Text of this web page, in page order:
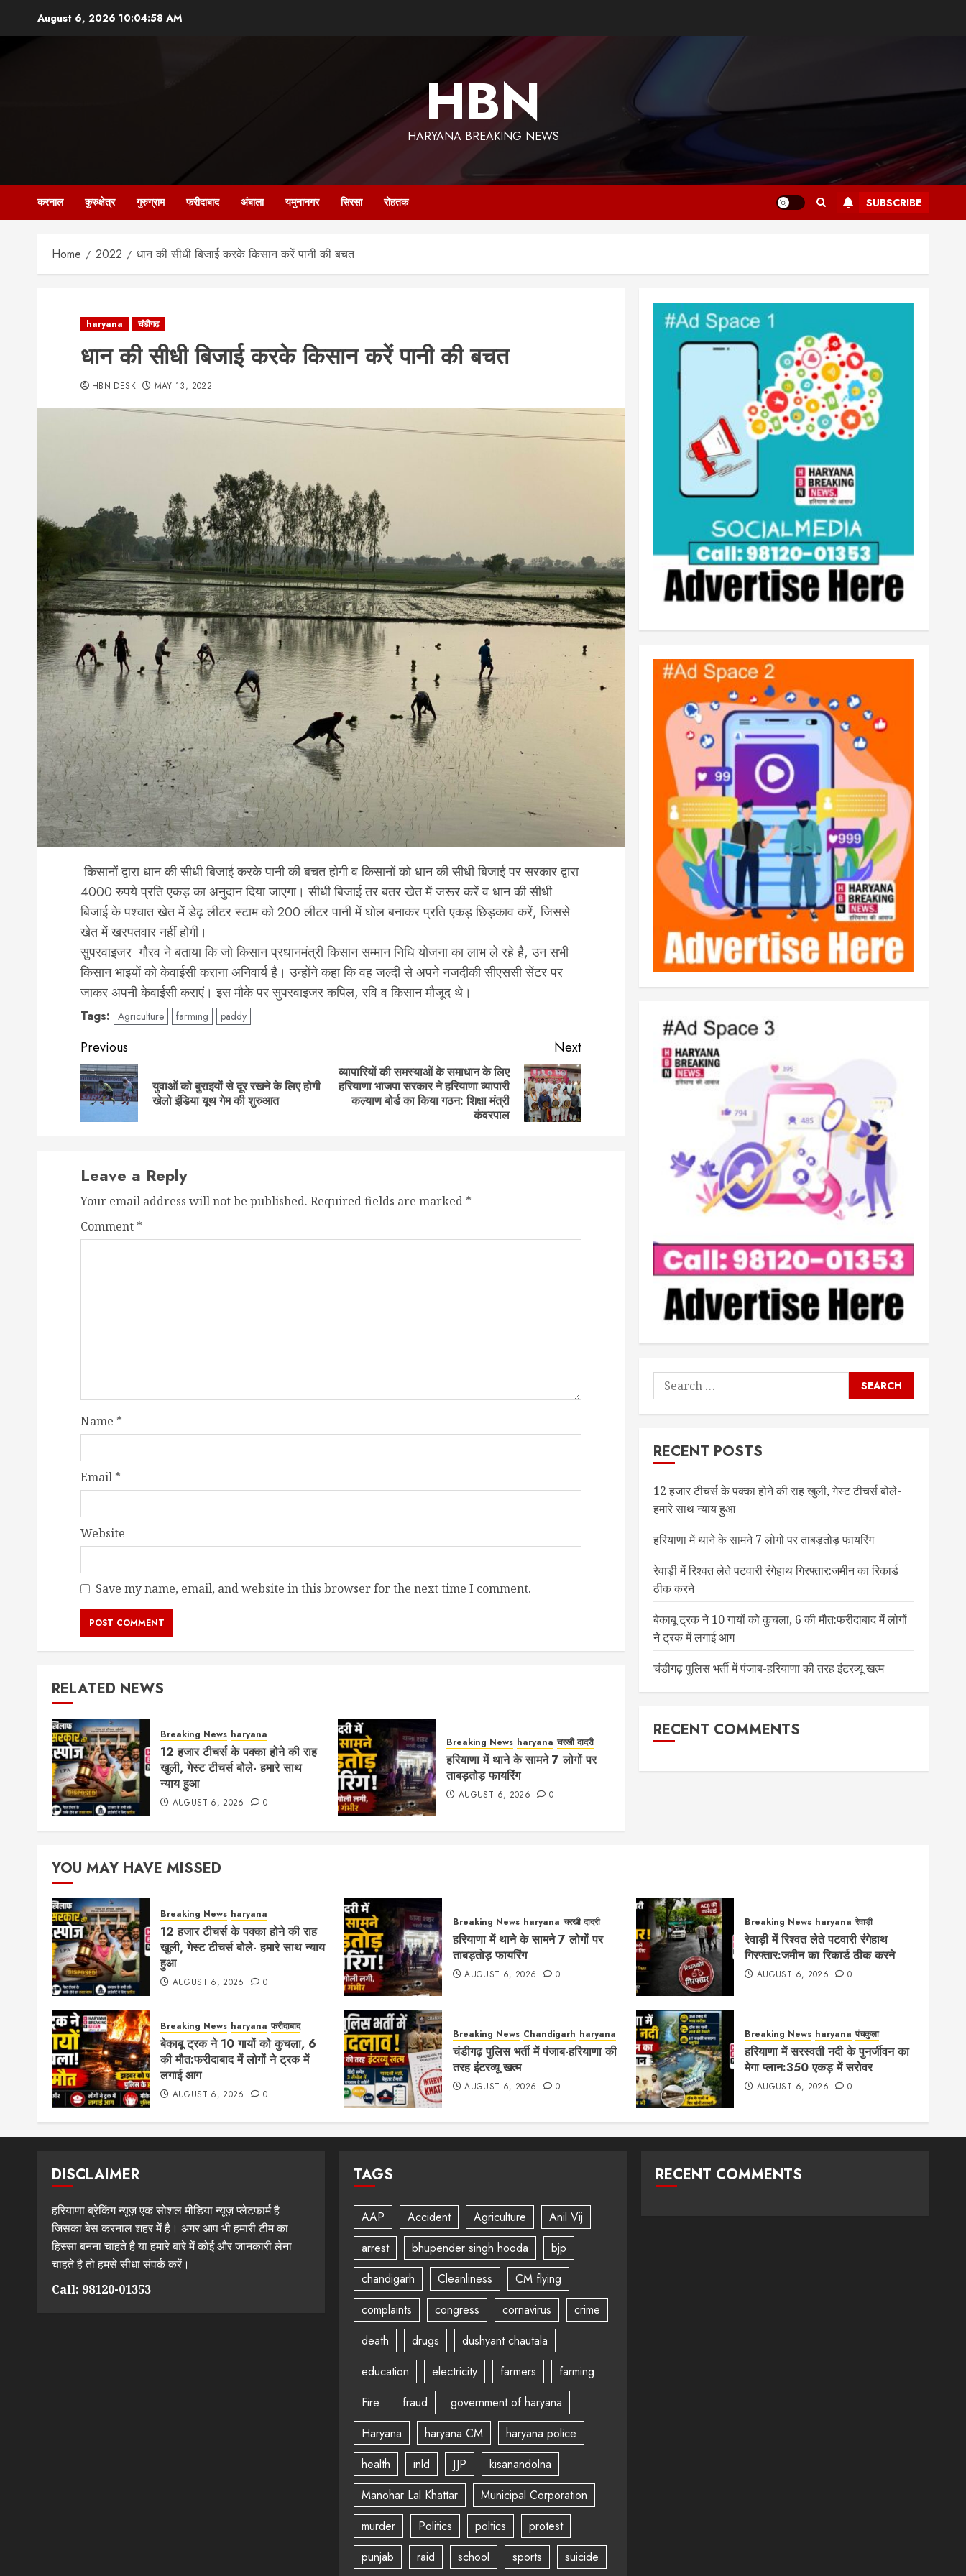
August 6, 2026 10:04:59 AM
HBN
HARYANA BREAKING NEWS
करनाल कुरुक्षेत्र गुरुग्राम फरीदाबाद अंबाला यमुनानगर सिरसा रोहतक SUBSCRIBE
Home 2022 धान की सीधी बिजाई करके किसान करें पानी की बचत
haryana चंडीगढ़
धान की सीधी बिजाई करके किसान करें पानी की बचत
HBN DESK MAY 13, 2022
किसानों द्वारा धान की सीधी बिजाई करके पानी की बचत होगी व किसानों को धान की सीधी बिजाई पर सरकार द्वारा
4000 रुपये प्रति एकड़ का अनुदान दिया जाएगा। सीधी बिजाई तर बतर खेत में जरूर करें व धान की सीधी
बिजाई के पश्चात खेत में डेढ़ लीटर स्टाम को 200 लीटर पानी में घोल बनाकर प्रति एकड़ छिड़काव करें, जिससे
खेत में खरपतवार नहीं होगी।
सुपरवाइजर गौरव ने बताया कि जो किसान प्रधानमंत्री किसान सम्मान निधि योजना का लाभ ले रहे है, उन सभी
किसान भाइयों को केवाईसी कराना अनिवार्य है। उन्होंने कहा कि वह जल्दी से अपने नजदीकी सीएससी सेंटर पर
जाकर अपनी केवाईसी कराएं। इस मौके पर सुपरवाइजर कपिल, रवि व किसान मौजूद थे।
Tags: Agriculture farming paddy
Post
navigation
Previous
Previous
post:
युवाओं को बुराइयों से दूर रखने के लिए होगी
खेलो इंडिया यूथ गेम की शुरुआत
Next
Next
post:
व्यापारियों की समस्याओं के समाधान के लिए
हरियाणा भाजपा सरकार ने हरियाणा व्यापारी
कल्याण बोर्ड का किया गठन: शिक्षा मंत्री
कंवरपाल
Leave a Reply
Your email address will not be published. Required fields are marked *
Comment *
Name *
Email *
Website
Save my name, email, and website in this browser for the next time I comment.
RELATED NEWS
Breaking News haryana
12 हजार टीचर्स के पक्का होने की राह
खुली, गेस्ट टीचर्स बोले- हमारे साथ
न्याय हुआ
AUGUST 6, 2026 0
Breaking News haryana चरखी दादरी
हरियाणा में थाने के सामने 7 लोगों पर
ताबड़तोड़ फायरिंग
AUGUST 6, 2026 0
Search
for:
RECENT POSTS
12 हजार टीचर्स के पक्का होने की राह खुली, गेस्ट टीचर्स बोले-
हमारे साथ न्याय हुआ
हरियाणा में थाने के सामने 7 लोगों पर ताबड़तोड़ फायरिंग
रेवाड़ी में रिश्वत लेते पटवारी रंगेहाथ गिरफ्तार:जमीन का रिकार्ड
ठीक करने
बेकाबू ट्रक ने 10 गायों को कुचला, 6 की मौत:फरीदाबाद में लोगों
ने ट्रक में लगाई आग
चंडीगढ़ पुलिस भर्ती में पंजाब-हरियाणा की तरह इंटरव्यू खत्म
RECENT COMMENTS
YOU MAY HAVE MISSED
Breaking News haryana
12 हजार टीचर्स के पक्का होने की राह
खुली, गेस्ट टीचर्स बोले- हमारे साथ न्याय
हुआ
AUGUST 6, 2026 0
Breaking News haryana चरखी दादरी
हरियाणा में थाने के सामने 7 लोगों पर
ताबड़तोड़ फायरिंग
AUGUST 6, 2026 0
Breaking News haryana रेवाड़ी
रेवाड़ी में रिश्वत लेते पटवारी रंगेहाथ
गिरफ्तार:जमीन का रिकार्ड ठीक करने
AUGUST 6, 2026 0
Breaking News haryana फरीदाबाद
बेकाबू ट्रक ने 10 गायों को कुचला, 6
की मौत:फरीदाबाद में लोगों ने ट्रक में
लगाई आग
AUGUST 6, 2026 0
Breaking News Chandigarh haryana
चंडीगढ़ पुलिस भर्ती में पंजाब-हरियाणा की
तरह इंटरव्यू खत्म
AUGUST 6, 2026 0
Breaking News haryana पंचकुला
हरियाणा में सरस्वती नदी के पुनर्जीवन का
मेगा प्लान:350 एकड़ में सरोवर
AUGUST 6, 2026 0
DISCLAIMER
हरियाणा ब्रेकिंग न्यूज़ एक सोशल मीडिया न्यूज़ प्लेटफार्म है
जिसका बेस करनाल शहर में है। अगर आप भी हमारी टीम का
हिस्सा बनना चाहते है या हमारे बारे में कोई और जानकारी लेना
चाहते है तो हमसे सीधा संपर्क करें।
Call: 98120-01353
TAGS
AAP Accident Agriculture
Anil Vij
arrest
bhupender singh hooda
bjp
chandigarh
Cleanliness
CM flying
complaints
congress cornavirus
crime
death
drugs
dushyant chautala
education
electricity farmers
farming
Fire
fraud
government of haryana
Haryana
haryana CM
haryana police
health
inld JJP
kisanandolna
Manohar Lal Khattar
Municipal Corporation
murder
Politics poltics
protest
punjab
raid school sports suicide
RECENT COMMENTS